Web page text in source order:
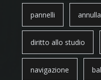
pannelli
diritto allo studio
navigazione